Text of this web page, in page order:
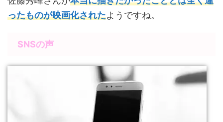
ったものが映画化されたようですね。
SNSの声